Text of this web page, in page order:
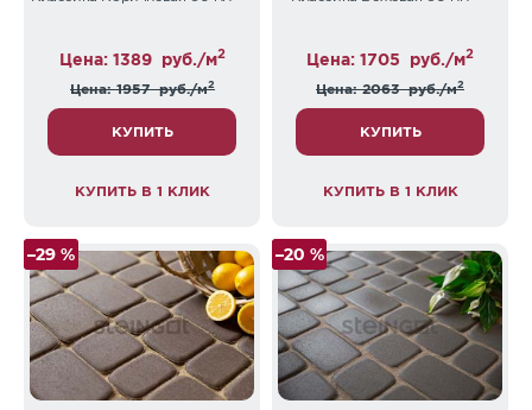
Цена: 1389 руб./м2
Цена: 1957руб./м2
КУПИТЬ
КУПИТЬ В 1 КЛИК
Цена: 1705 руб./м2
Цена: 2063руб./м2
КУПИТЬ
КУПИТЬ В 1 КЛИК
–29 % –20 %